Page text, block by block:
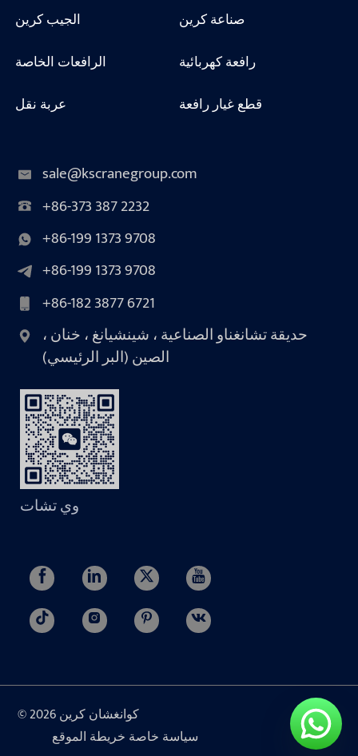
الجيب كرين
صناعة كرين
الرافعات الخاصة
رافعة كهربائية
عربة نقل
قطع غيار رافعة
sale@kscranegroup.com
+86-373 387 2232
+86-199 1373 9708
+86-199 1373 9708
+86-182 3877 6721
حديقة تشانغناو الصناعية ، شينشيانغ ، خنان ،
الصين (البر الرئيسي)
وي تشات
© 2026 كوانغشان كرين
سياسة خاصة خريطة الموقع